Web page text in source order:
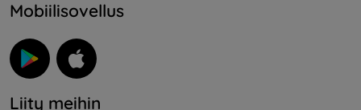
Mobiilisovellus
Liity meihin